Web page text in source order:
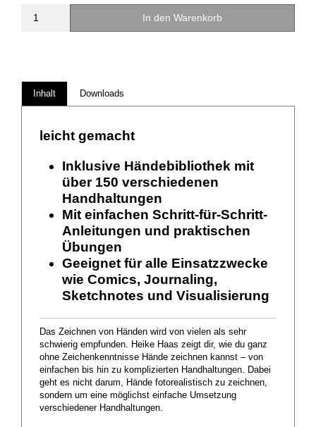
In den Warenkorb
Inhalt Downloads
leicht gemacht
Inklusive Händebibliothek mit
über 150 verschiedenen
Handhaltungen
Mit einfachen Schritt-für-Schritt-
Anleitungen und praktischen
Übungen
Geeignet für alle Einsatzzwecke
wie Comics, Journaling,
Sketchnotes und Visualisierung
Das Zeichnen von Händen wird von vielen als sehr
schwierig empfunden. Heike Haas zeigt dir, wie du ganz
ohne Zeichenkenntnisse Hände zeichnen kannst – von
einfachen bis hin zu komplizierten Handhaltungen. Dabei
geht es nicht darum, Hände fotorealistisch zu zeichnen,
sondern um eine möglichst einfache Umsetzung
verschiedener Handhaltungen.